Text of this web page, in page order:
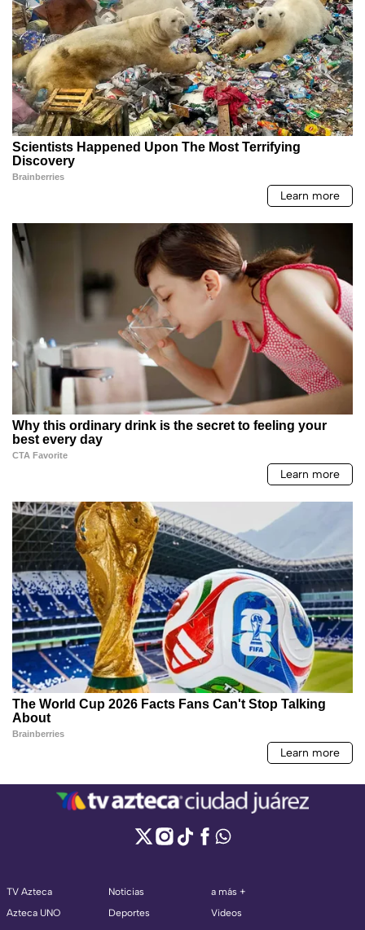
TV Azteca
Azteca UNO
Noticias
Deportes
a más +
Videos